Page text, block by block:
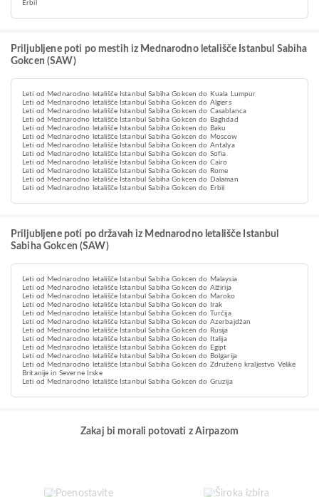
Erbil
Priljubljene poti po mestih iz Mednarodno letališče Istanbul Sabiha
Gokcen (SAW)
Leti od Mednarodno letališče Istanbul Sabiha Gokcen do Kuala Lumpur
Leti od Mednarodno letališče Istanbul Sabiha Gokcen do Algiers
Leti od Mednarodno letališče Istanbul Sabiha Gokcen do Casablanca
Leti od Mednarodno letališče Istanbul Sabiha Gokcen do Baghdad
Leti od Mednarodno letališče Istanbul Sabiha Gokcen do Baku
Leti od Mednarodno letališče Istanbul Sabiha Gokcen do Moscow
Leti od Mednarodno letališče Istanbul Sabiha Gokcen do Antalya
Leti od Mednarodno letališče Istanbul Sabiha Gokcen do Sofia
Leti od Mednarodno letališče Istanbul Sabiha Gokcen do Cairo
Leti od Mednarodno letališče Istanbul Sabiha Gokcen do Rome
Leti od Mednarodno letališče Istanbul Sabiha Gokcen do Dalaman
Leti od Mednarodno letališče Istanbul Sabiha Gokcen do Erbil
Priljubljene poti po državah iz Mednarodno letališče Istanbul
Sabiha Gokcen (SAW)
Leti od Mednarodno letališče Istanbul Sabiha Gokcen do Malaysia
Leti od Mednarodno letališče Istanbul Sabiha Gokcen do Alžirija
Leti od Mednarodno letališče Istanbul Sabiha Gokcen do Maroko
Leti od Mednarodno letališče Istanbul Sabiha Gokcen do Irak
Leti od Mednarodno letališče Istanbul Sabiha Gokcen do Turčija
Leti od Mednarodno letališče Istanbul Sabiha Gokcen do Azerbajdžan
Leti od Mednarodno letališče Istanbul Sabiha Gokcen do Rusija
Leti od Mednarodno letališče Istanbul Sabiha Gokcen do Italija
Leti od Mednarodno letališče Istanbul Sabiha Gokcen do Egipt
Leti od Mednarodno letališče Istanbul Sabiha Gokcen do Bolgarija
Leti od Mednarodno letališče Istanbul Sabiha Gokcen do Združeno kraljestvo Velike
Britanije in Severne Irske
Leti od Mednarodno letališče Istanbul Sabiha Gokcen do Gruzija
Zakaj bi morali potovati z Airpazom